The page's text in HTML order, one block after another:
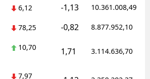
6,12 -1,13 10.361.008,49
78,25 -0,82 8.877.952,10
10,70 1,71 3.114.636,70
7,97